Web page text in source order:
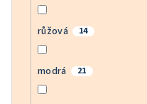
růžová 14
modrá 21